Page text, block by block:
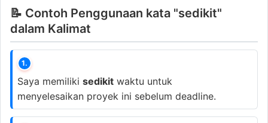
📝 Contoh Penggunaan kata "sedikit"
dalam Kalimat
1.
Saya memiliki sedikit waktu untuk
menyelesaikan proyek ini sebelum deadline.